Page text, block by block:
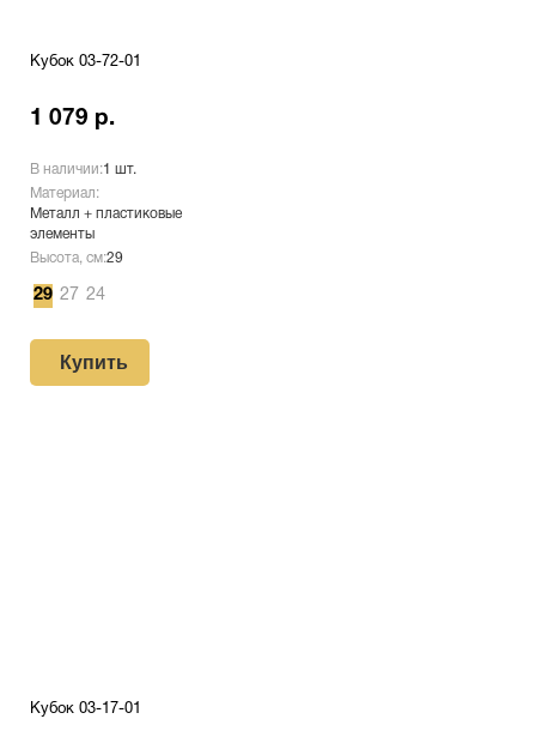
Кубок 03-72-01
1 079 р.
В наличии:1 шт.
Материал:
Металл + пластиковые
элементы
Высота, см:29
29 27 24
Купить
Кубок 03-17-01